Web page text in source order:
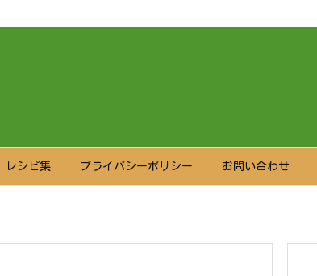
レシピ集 プライバシーポリシー お問い合わせ